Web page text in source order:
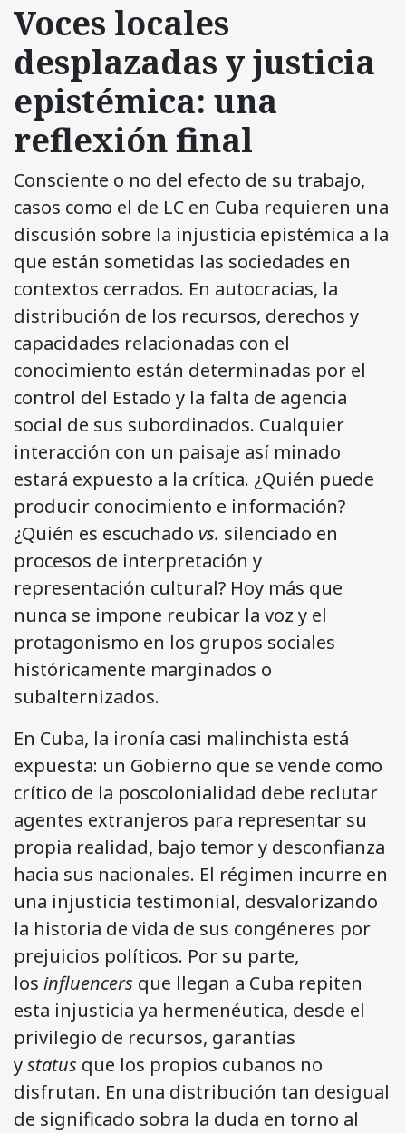
Voces locales
desplazadas y justicia
epistémica: una
reflexión final
Consciente o no del efecto de su trabajo,
casos como el de LC en Cuba requieren una
discusión sobre la injusticia epistémica a la
que están sometidas las sociedades en
contextos cerrados. En autocracias, la
distribución de los recursos, derechos y
capacidades relacionadas con el
conocimiento están determinadas por el
control del Estado y la falta de agencia
social de sus subordinados. Cualquier
interacción con un paisaje así minado
estará expuesto a la crítica. ¿Quién puede
producir conocimiento e información?
¿Quién es escuchado vs. silenciado en
procesos de interpretación y
representación cultural? Hoy más que
nunca se impone reubicar la voz y el
protagonismo en los grupos sociales
históricamente marginados o
subalternizados.
En Cuba, la ironía casi malinchista está
expuesta: un Gobierno que se vende como
crítico de la poscolonialidad debe reclutar
agentes extranjeros para representar su
propia realidad, bajo temor y desconfianza
hacia sus nacionales. El régimen incurre en
una injusticia testimonial, desvalorizando
la historia de vida de sus congéneres por
prejuicios políticos. Por su parte,
los influencers que llegan a Cuba repiten
esta injusticia ya hermenéutica, desde el
privilegio de recursos, garantías
ystatus que los propios cubanos no
disfrutan. En una distribución tan desigual
de significado sobra la duda en torno al